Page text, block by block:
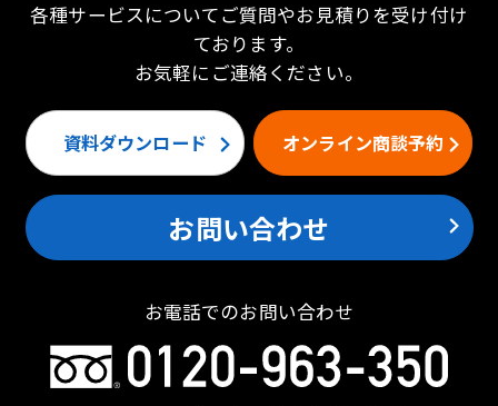
各種サービスについてご質問やお見積りを受け付け
ております。
お気軽にご連絡ください。
資料ダウンロード オンライン商談予約
お問い合わせ
お電話でのお問い合わせ